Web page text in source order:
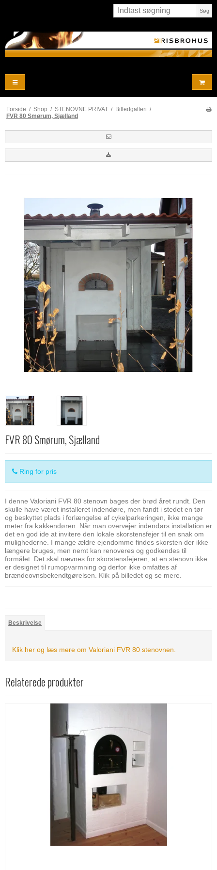
Søg
Forside / Shop / STENOVNE PRIVAT / Billedgalleri /
FVR 80 Smørum, Sjælland
FVR 80 Smørum, Sjælland
Ring for pris
I denne Valoriani FVR 80 stenovn bages der brød året rundt. Den
skulle have været installeret indendøre, men fandt i stedet en tør
og beskyttet plads i forlængelse af cykelparkeringen, ikke mange
meter fra køkkendøren. Når man overvejer indendørs installation er
det en god ide at invitere den lokale skorstensfejer til en snak om
mulighederne. I mange ældre ejendomme findes skorsten der ikke
længere bruges, men nemt kan renoveres og godkendes til
formålet. Det skal nævnes for skorstensfejeren, at en stenovn ikke
er designet til rumopvarmning og derfor ikke omfattes af
brændeovnsbekendtgørelsen. Klik på billedet og se mere.
Beskrivelse
Klik her og læs mere om Valoriani FVR 80 stenovnen.
Relaterede produkter